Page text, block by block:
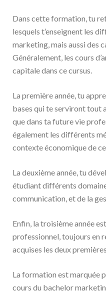
Dans cette formation, tu
lesquels t’enseignent les
marketing, mais aussi des
Généralement, les cours
capitale dans ce cursus.
La première année, tu
bases qui te serviront tout
que dans ta future vie
également les différents
contexte économique de
La deuxième année, tu
étudiant différents
communication, et de la
Enfin, la troisième année
professionnel, toujours en
acquises les deux
La formation est marquée
cours du bachelor